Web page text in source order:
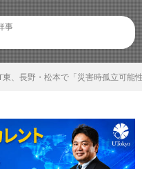
事
東、長野・松本で「災害時孤立可能